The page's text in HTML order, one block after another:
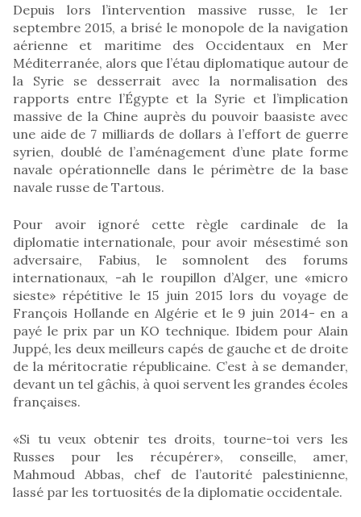
Depuis lors l’intervention massive russe, le 1er
septembre 2015, a brisé le monopole de la navigation
aérienne et maritime des Occidentaux en Mer
Méditerranée, alors que l’étau diplomatique autour de
la Syrie se desserrait avec la normalisation des
rapports entre l’Égypte et la Syrie et l’implication
massive de la Chine auprès du pouvoir baasiste avec
une aide de 7 milliards de dollars à l’effort de guerre
syrien, doublé de l’aménagement d’une plate forme
navale opérationnelle dans le périmètre de la base
navale russe de Tartous.
Pour avoir ignoré cette règle cardinale de la
diplomatie internationale, pour avoir mésestimé son
adversaire, Fabius, le somnolent des forums
internationaux, -ah le roupillon d’Alger, une «micro
sieste» répétitive le 15 juin 2015 lors du voyage de
François Hollande en Algérie et le 9 juin 2014- en a
payé le prix par un KO technique. Ibidem pour Alain
Juppé, les deux meilleurs capés de gauche et de droite
de la méritocratie républicaine. C’est à se demander,
devant un tel gâchis, à quoi servent les grandes écoles
françaises.
«Si tu veux obtenir tes droits, tourne-toi vers les
Russes pour les récupérer», conseille, amer,
Mahmoud Abbas, chef de l’autorité palestinienne,
lassé par les tortuosités de la diplomatie occidentale.